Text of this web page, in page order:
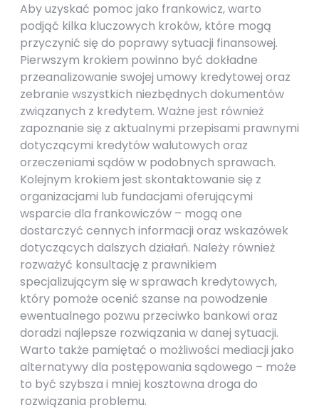
Aby uzyskać pomoc jako frankowicz, warto
podjąć kilka kluczowych kroków, które mogą
przyczynić się do poprawy sytuacji finansowej.
Pierwszym krokiem powinno być dokładne
przeanalizowanie swojej umowy kredytowej oraz
zebranie wszystkich niezbędnych dokumentów
związanych z kredytem. Ważne jest również
zapoznanie się z aktualnymi przepisami prawnymi
dotyczącymi kredytów walutowych oraz
orzeczeniami sądów w podobnych sprawach.
Kolejnym krokiem jest skontaktowanie się z
organizacjami lub fundacjami oferującymi
wsparcie dla frankowiczów – mogą one
dostarczyć cennych informacji oraz wskazówek
dotyczących dalszych działań. Należy również
rozważyć konsultację z prawnikiem
specjalizującym się w sprawach kredytowych,
który pomoże ocenić szanse na powodzenie
ewentualnego pozwu przeciwko bankowi oraz
doradzi najlepsze rozwiązania w danej sytuacji.
Warto także pamiętać o możliwości mediacji jako
alternatywy dla postępowania sądowego – może
to być szybsza i mniej kosztowna droga do
rozwiązania problemu.